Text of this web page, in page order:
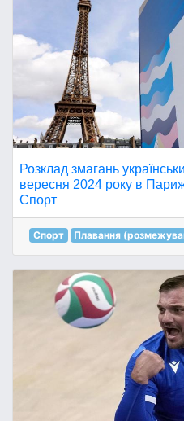
Розклад змагань
вересня 2024 року в
Спорт
Спорт Плавання